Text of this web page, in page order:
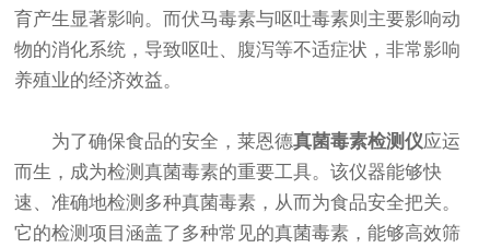
育产生显著影响。而伏马毒素与呕吐毒素则主要影响动
物的消化系统，导致呕吐、腹泻等不适症状，非常影响
养殖业的经济效益。
为了确保食品的安全，莱恩德真菌毒素检测仪应运
而生，成为检测真菌毒素的重要工具。该仪器能够快
速、准确地检测多种真菌毒素，从而为食品安全把关。
它的检测项目涵盖了多种常见的真菌毒素，能够高效筛